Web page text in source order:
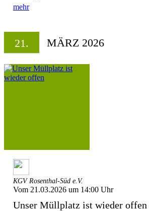
mehr
21. MÄRZ 2026
KGV Rosenthal-Süd e.V.
Vom 21.03.2026 um 14:00 Uhr
Unser Müllplatz ist wieder offen